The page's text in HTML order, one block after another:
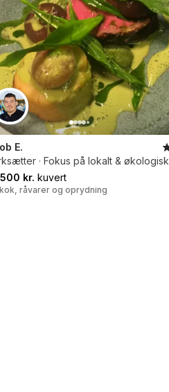
E.
· Fokus på lokalt & økologisk
kr. kuvert
råvarer og oprydning